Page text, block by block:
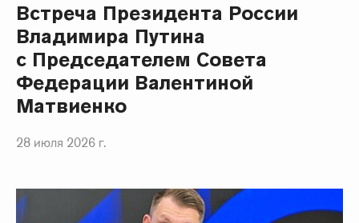
Встреча Президента России
Владимира Путина
с Председателем Совета
Федерации Валентиной
Матвиенко
28 июля 2026 г.